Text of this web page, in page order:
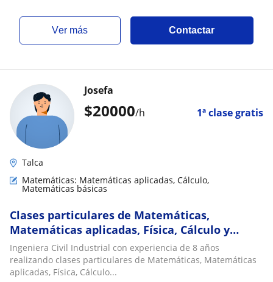
ver más Contactar
$20000/h 1ª clase gratis
Josefa
Talca
Matemáticas: Matemáticas aplicadas, Cálculo,
Matemáticas básicas
Clases particulares de Matemáticas,
Matemáticas aplicadas, Física, Cálculo y
Álgebra
Ingeniera Civil Industrial con experiencia de 8 años
realizando clases particulares de Matemáticas, Matemáticas
aplicadas, Física, Cálculo...